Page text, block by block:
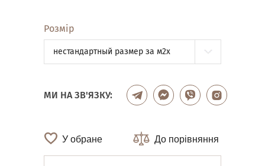
Розмір
нестандартный размер за м2x
МИ НА ЗВ'ЯЗКУ:
У обране До порівняння